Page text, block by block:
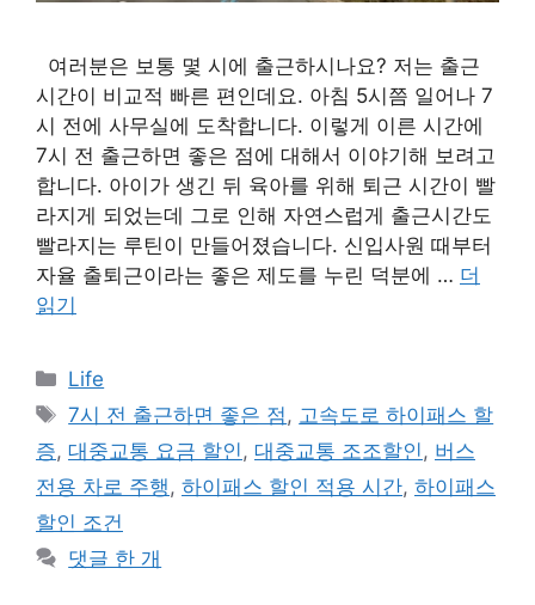
여러분은 보통 몇 시에 출근하시나요? 저는 출근
시간이 비교적 빠른 편인데요. 아침 5시쯤 일어나 7
시 전에 사무실에 도착합니다. 이렇게 이른 시간에
7시 전 출근하면 좋은 점에 대해서 이야기해 보려고
합니다. 아이가 생긴 뒤 육아를 위해 퇴근 시간이 빨
라지게 되었는데 그로 인해 자연스럽게 출근시간도
빨라지는 루틴이 만들어졌습니다. 신입사원 때부터
자율 출퇴근이라는 좋은 제도를 누린 덕분에 … 더
읽기
카
테
리
Life
태
그
7시 전 출근하면 좋은 점, 고속도로 하이패스 할
증, 대중교통 요금 할인, 대중교통 조조할인, 버스
전용 차로 주행, 하이패스 할인 적용 시간, 하이패스
할인 조건
댓글 한 개